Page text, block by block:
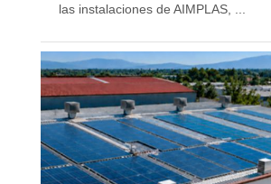
las instalaciones de AIMPLAS, ...